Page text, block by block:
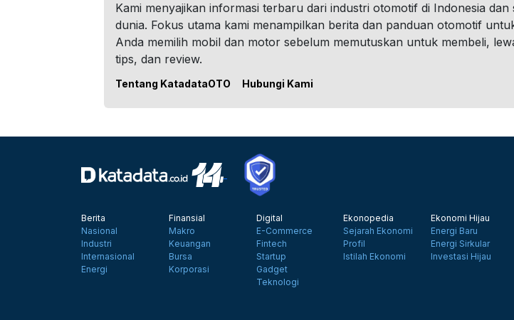
Kami menyajikan informasi terbaru dari industri otomotif di Indonesia dan
dunia. Fokus utama kami menampilkan berita dan panduan otomotif
Anda memilih mobil dan motor sebelum memutuskan untuk membeli,
tips, dan review.
Tentang KatadataOTO Hubungi Kami
Berita
Nasional
Industri
Internasional
Energi
Finansial
Makro
Keuangan
Bursa
Korporasi
Digital
E-Commerce
Fintech
Startup
Gadget
Teknologi
Ekonopedia
Sejarah Ekonomi
Profil
Istilah Ekonomi
Ekonomi Hijau
Energi Baru
Energi Sirkular
Investasi Hijau